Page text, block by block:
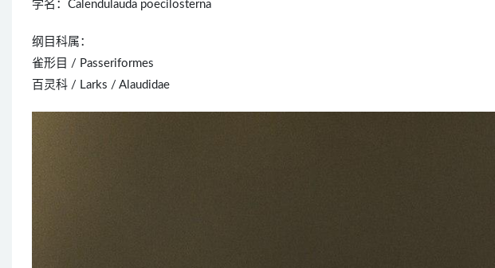
学名：Calendulauda poecilosterna
纲目科属：
雀形目 / Passeriformes
百灵科 / Larks / Alaudidae